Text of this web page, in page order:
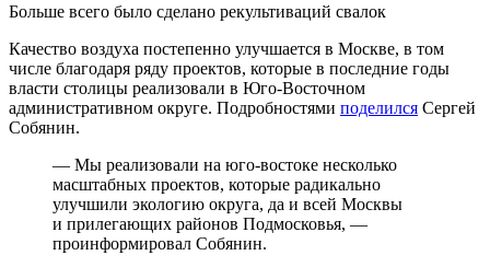
Больше всего было сделано рекультиваций свалок
Качество воздуха постепенно улучшается в Москве, в том
числе благодаря ряду проектов, которые в последние годы
власти столицы реализовали в Юго-Восточном
административном округе. Подробностями поделился Сергей
Собянин.
— Мы реализовали на юго-востоке несколько
масштабных проектов, которые радикально
улучшили экологию округа, да и всей Москвы
и прилегающих районов Подмосковья, —
проинформировал Собянин.